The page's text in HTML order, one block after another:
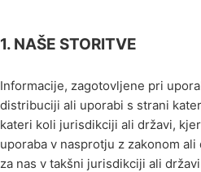
1. NAŠE STORITVE
Informacije, zagotovljene pri
distribuciji ali uporabi s strani
kateri koli jurisdikciji ali državi,
uporaba v nasprotju z zakonom
za nas v takšni jurisdikciji ali